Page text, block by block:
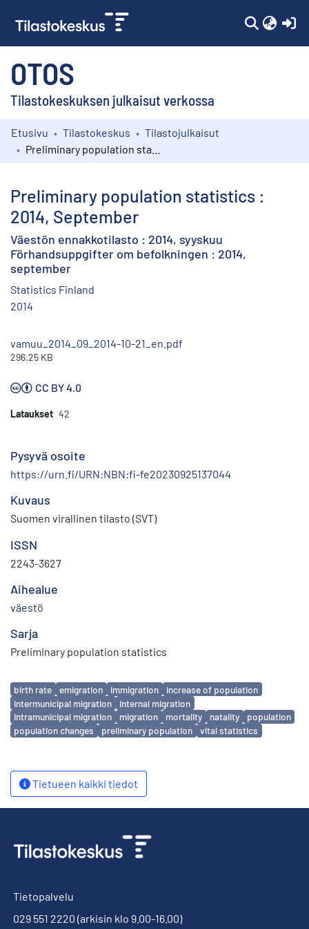
OTOS
Tilastokeskuksen julkaisut verkossa
Kokoelmat
Etusivu Tilastokeskus
Tilastojulkaisut
Preliminary population statistics :
2014, September
Väestön ennakkotilasto : 2014, syyskuu
Förhandsuppgifter om befolkningen : 2014,
september
Statistics Finland
2014
vamuu_2014_09_2014-10-21_en.pdf
296.25 KB
CC BY 4.0
Lataukset 42
Pysyvä osoite
https://urn.fi/URN:NBN:fi-fe20230925137044
Kuvaus
Suomen virallinen tilasto (SVT)
ISSN
2243-3627
Aihealue
väestö
Sarja
Preliminary population statistics
Avainsanat
birth rate emigration immigration
increase of population
intermunicipal migration
internal migration
intramunicipal migration
migration mortality natality
population
population changes
preliminary population vital statistics
Tietueen kaikki tiedot
Tietopalvelu
029 551 2220 (arkisin klo 9.00-16.00)